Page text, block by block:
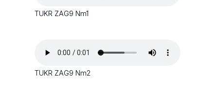
TUKR ZAG9 Nm1
TUKR ZAG9 Nm2